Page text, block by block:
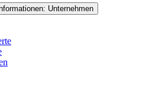
Unternehmen